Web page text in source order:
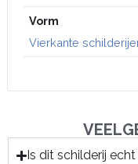
Vorm
Vierkante
Is dit schilderij